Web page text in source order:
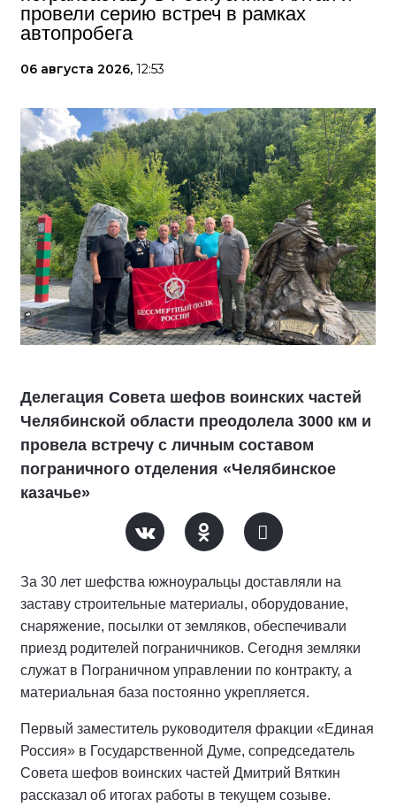
провели серию встреч в рамках
автопробега
06 августа 2026, 12:53
Делегация Совета шефов воинских частей
Челябинской области преодолела 3000 км и
провела встречу с личным составом
пограничного отделения «Челябинское
казачье»
За 30 лет шефства южноуральцы доставляли на
заставу строительные материалы, оборудование,
снаряжение, посылки от земляков, обеспечивали
приезд родителей пограничников. Сегодня земляки
служат в Пограничном управлении по контракту, а
материальная база постоянно укрепляется.
Первый заместитель руководителя фракции «Единая
Россия» в Государственной Думе, сопредседатель
Совета шефов воинских частей Дмитрий Вяткин
рассказал об итогах работы в текущем созыве.